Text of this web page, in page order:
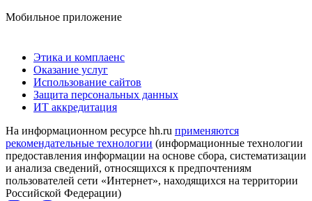
Мобильное приложение
Этика и комплаенс
Оказание услуг
Использование сайтов
Защита персональных данных
ИТ аккредитация
На информационном ресурсе hh.ru применяются
рекомендательные технологии (информационные технологии
предоставления информации на основе сбора, систематизации
и анализа сведений, относящихся к предпочтениям
пользователей сети «Интернет», находящихся на территории
Российской Федерации)